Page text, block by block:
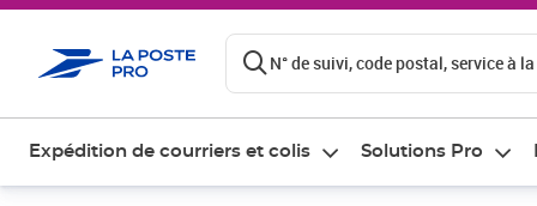
N° de suivi, code postal, service à
Expédition de courriers et colis Solutions Pro